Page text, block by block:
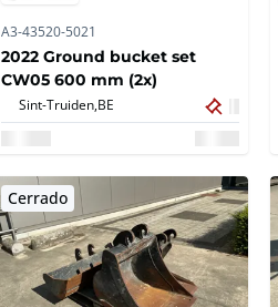
A3-43520-5021
2022 Ground bucket set
CW05 600 mm (2x)
Sint-Truiden,BE
Cerrado